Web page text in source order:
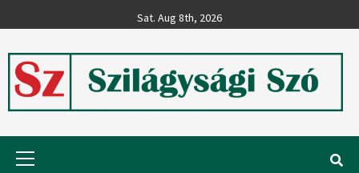
to
Sat. Aug 8th, 2026
Szilágysági